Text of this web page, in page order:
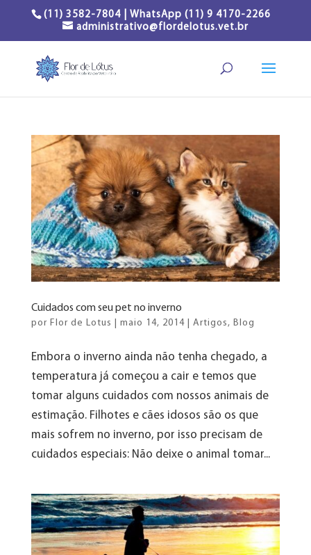
(11) 3582-7804 | WhatsApp (11) 9 4170-2266
administrativo@flordelotus.vet.br
Cuidados com seu pet no inverno
por Flor de Lotus maio 14, 2014| Artigos, Blog
Embora o inverno ainda não tenha chegado, a
temperatura já começou a cair e temos que
tomar alguns cuidados com nossos animais de
estimação. Filhotes e cães idosos são os que
mais sofrem no inverno, por isso precisam de
cuidados especiais: Não deixe o animal tomar...